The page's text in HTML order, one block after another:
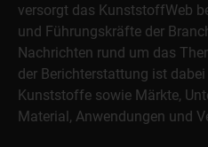
versorgt das KunststoffWeb
und Führungskräfte der
Nachrichten rund um das
der Berichterstattung ist
Kunststoffe sowie Märkte,
Material, Anwendungen und